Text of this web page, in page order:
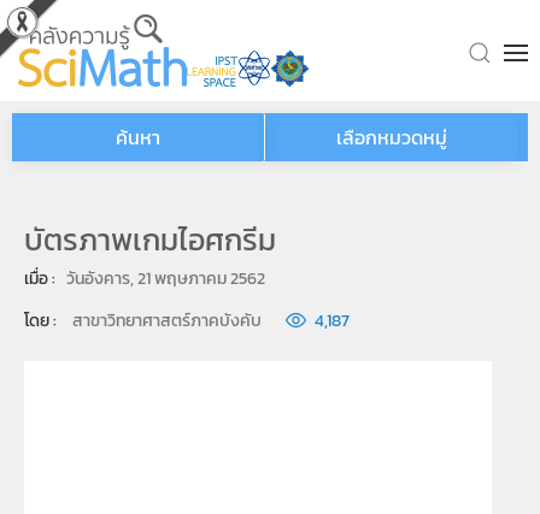
Skip to main content
ค้นหา เลือกหมวดหมู่
บัตรภาพเกมไอศกรีม
เมื่อ : วันอังคาร, 21 พฤษภาคม 2562
โดย :
สาขาวิทยาศาสตร์ภาคบังคับ 4,187